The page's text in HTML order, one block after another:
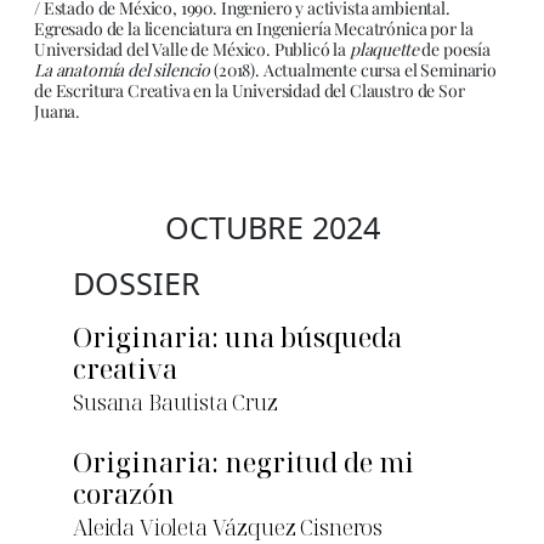
/ Estado de México, 1990. Ingeniero y activista ambiental.
Egresado de la licenciatura en Ingeniería Mecatrónica por la
Universidad del Valle de México. Publicó la plaquettede poesía
La anatomía del silencio(2018). Actualmente cursa el Seminario
de Escritura Creativa en la Universidad del Claustro de Sor
Juana.
OCTUBRE 2024
DOSSIER
Originaria: una búsqueda
creativa
Susana Bautista Cruz
Originaria: negritud de mi
corazón
Aleida Violeta Vázquez Cisneros